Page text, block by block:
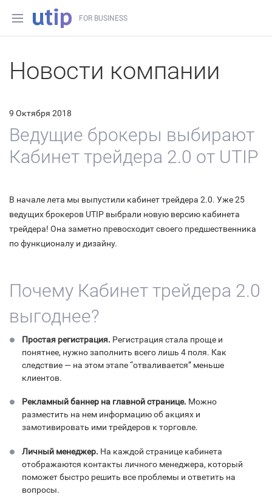
FOR BUSINESS
Новости компании
9 Октября 2018
Ведущие брокеры выбирают
Кабинет трейдера 2.0 от UTIP
В начале лета мы выпустили кабинет трейдера 2.0. Уже 25
ведущих брокеров UTIP выбрали новую версию кабинета
трейдера! Она заметно превосходит своего предшественника
по функционалу и дизайну.
Почему Кабинет трейдера 2.0
выгоднее?
Простая регистрация. Регистрация стала проще и
понятнее, нужно заполнить всего лишь 4 поля. Как
следствие — на этом этапе “отваливается” меньше
клиентов.
Рекламный баннер на главной странице. Можно
разместить на нем информацию об акциях и
замотивировать ими трейдеров к торговле.
Личный менеджер. На каждой странице кабинета
отображаются контакты личного менеджера, который
поможет быстро решить все проблемы и ответить на
вопросы.